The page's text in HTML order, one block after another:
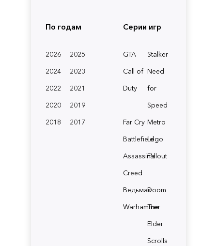
По годам
2026
2025
2024
2023
2022
2021
2020
2019
2018
2017
Серии игр
GTA
Stalker
Call of
Duty
Need
for
Speed
Far Cry Metro
BattlefieldLego
Assassin's
Creed
Fallout
ВедьмакDoom
Warhammer
The
Elder
Scrolls